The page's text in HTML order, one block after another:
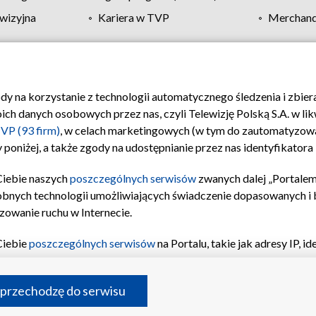
Kariera w TVP
Polityka prywatności Moje zgody Pomoc Biuro
na korzystanie z technologii automatycznego śledzenia i
danych osobowych przez nas, czyli Telewizję Polską S.A. w
(93 firm), w celach marketingowych (w tym do
a także zgody na udostępnianie przez nas
naszychposzczególnych serwisów zwanych dalej
technologii umożliwiających świadczenie dopasowanych i
ruchu w Internecie.
poszczególnych serwisówna Portalu, takie jak adresy IP,
informacji na urządzeniu lub dostęp do nich,
profilu spersonalizowanych treści, wyboru
odbiorców, opracowywania i ulepszania produktów,
do serwisu